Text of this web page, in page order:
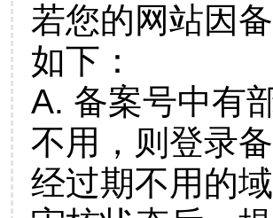
若您的网站因
如下：
A. 备案号中有
不用，则登录
经过期不用的